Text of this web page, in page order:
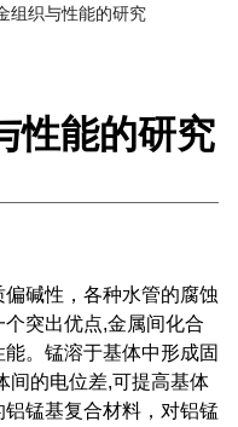
组织与性能的研究
性能的研究
碱性，各种水管的腐蚀
突出优点,金属间化合
。锰溶于基体中形成固
间的电位差,可提高基体
锰基复合材料，对铝锰